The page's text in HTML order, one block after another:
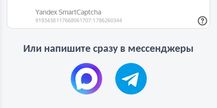
Или напишите сразу в мессенджеры